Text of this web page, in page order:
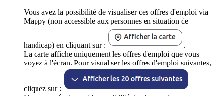
Vous avez la possibilité de visualiser ces offres d'emploi via
Mappy (non accessible aux personnes en situation de
handicap) en cliquant sur :
.
La carte affiche uniquement les offres d'emploi que vous
voyez à l'écran. Pour visualiser les offres d'emploi suivantes,
cliquez sur :